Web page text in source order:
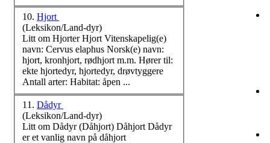
10. Hjort
(Leksikon/Land-dyr)
Litt om Hjorter Hjort Vitenskapelig(e)
navn: Cervus elaphus Norsk(e) navn:
hjort, kronhjort, rødhjort m.m. Hører til:
ekte hjortedyr, hjortedyr, drøvtyggere
Antall arter: Habitat: åpen ...
11. Dådyr
(Leksikon/Land-dyr)
Litt om Dådyr (Dåhjort) Dåhjort Dådyr
er et vanlig navn på dåhjort